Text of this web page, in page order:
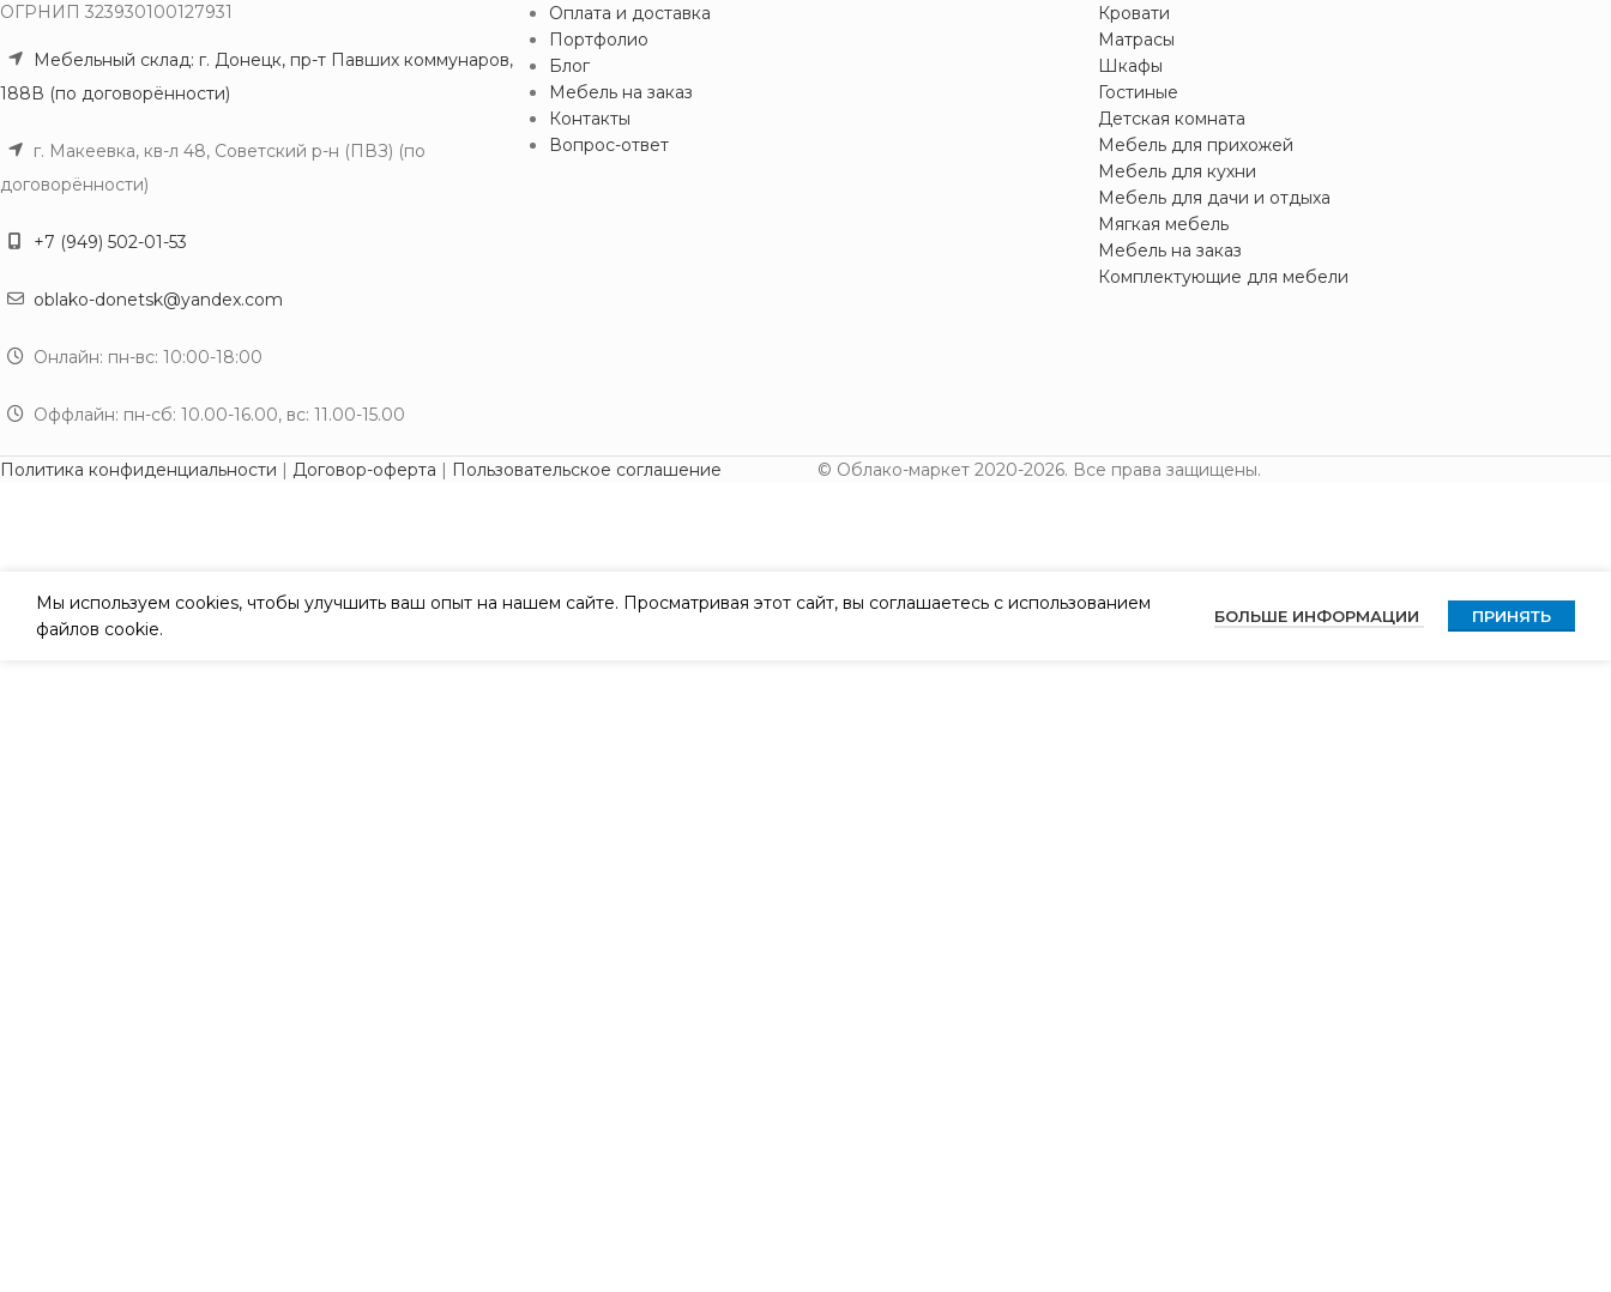
ОГРНИП 323930100127931
Мебельный склад: г. Донецк, пр-т Павших коммунаров,
188В (по договорённости)
г. Макеевка, кв-л 48, Советский р-н (ПВЗ) (по
договорённости)
+7 (949) 502-01-53
oblako-donetsk@yandex.com
Онлайн: пн-вс: 10:00-18:00
Оффлайн: пн-сб: 10.00-16.00, вс: 11.00-15.00
Оплата и доставка
Портфолио
Блог
Мебель на заказ
Контакты
Вопрос-ответ
Кровати
Матрасы
Шкафы
Гостиные
Детская комната
Мебель для прихожей
Мебель для кухни
Мебель для дачи и отдыха
Мягкая мебель
Мебель на заказ
Комплектующие для мебели
Политика конфиденциальности | Договор-оферта | Пользовательское соглашение © Облако-маркет 2020-2026. Все права защищены.
Мы используем cookies, чтобы улучшить ваш опыт на нашем сайте. Просматривая этот сайт, вы соглашаетесь с использованием
файлов cookie.
БОЛЬШЕ ИНФОРМАЦИИ ПРИНЯТЬ